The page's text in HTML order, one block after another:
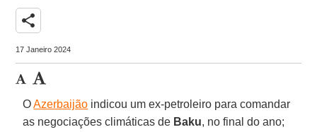
share
17 Janeiro 2024
OAzerbaijão indicou um ex-petroleiro para comandar
as negociações climáticas de Baku, no final do ano;